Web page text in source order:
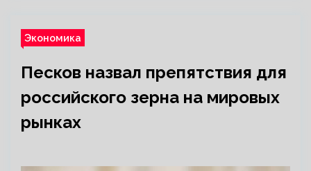
Экономика
Песков назвал препятствия для
российского зерна на мировых
рынках